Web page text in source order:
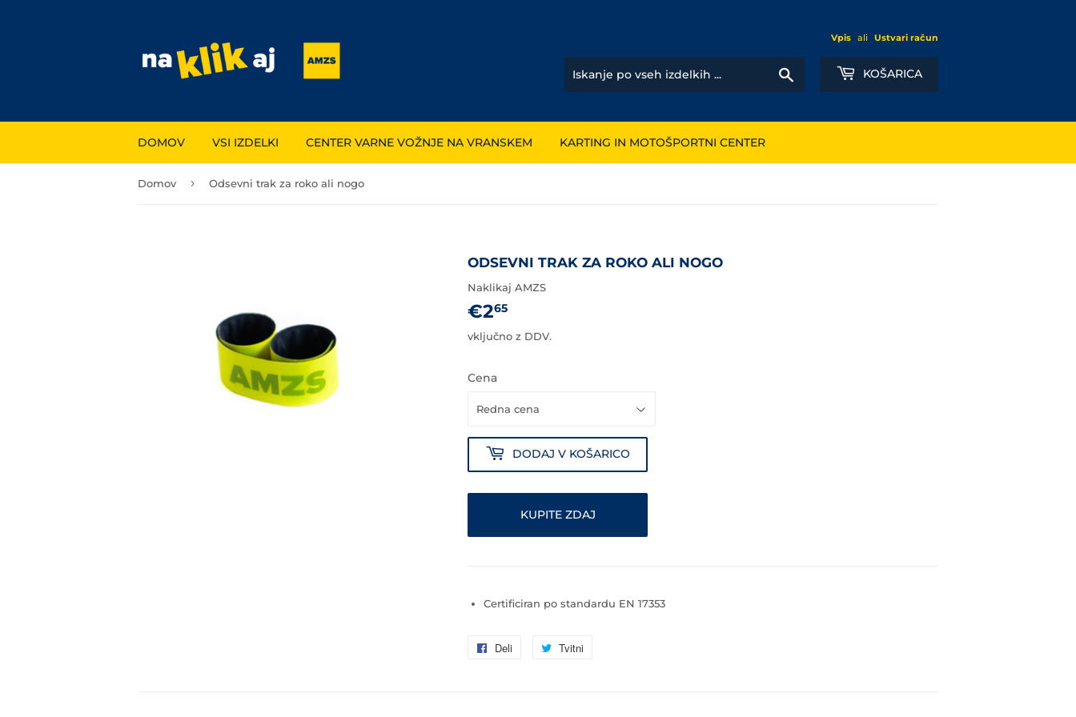
Vpis ali Ustvari račun
KOŠARICA
DOMOV VSI IZDELKI CENTER VARNE VOŽNJE NA VRANSKEM KARTING IN MOTOŠPORTNI CENTER
Domov › Odsevni trak za roko ali nogo
ODSEVNI TRAK ZA ROKO ALI NOGO
Naklikaj AMZS
€265
vključno z DDV.
Cena
DODAJ V KOŠARICO
KUPITE ZDAJ
Certificiran po standardu EN 17353
Deli
Delite
Tvitni